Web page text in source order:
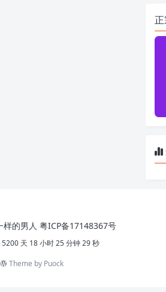
的男人 粤ICP备17148367号
天 18 小时 25 分钟 29 秒
Theme by Puock